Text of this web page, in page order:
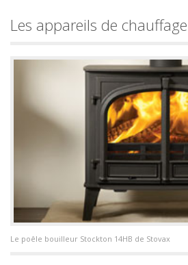
Les appareils de
Le poêle bouilleur Stockton 14HB de Stovax